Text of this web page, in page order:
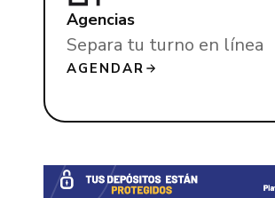
Agencias
Separa tu turno en línea
AGENDAR